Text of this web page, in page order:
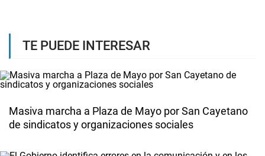
TE PUEDE INTERESAR
Masiva marcha a Plaza de Mayo por San Cayetano
de sindicatos y organizaciones sociales